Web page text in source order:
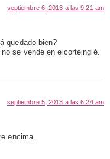
septiembre 6, 2013 a las 9:21 am
quedado bien?
se vende en elcorteinglé.
septiembre 5, 2013 a las 6:24 am
encima.